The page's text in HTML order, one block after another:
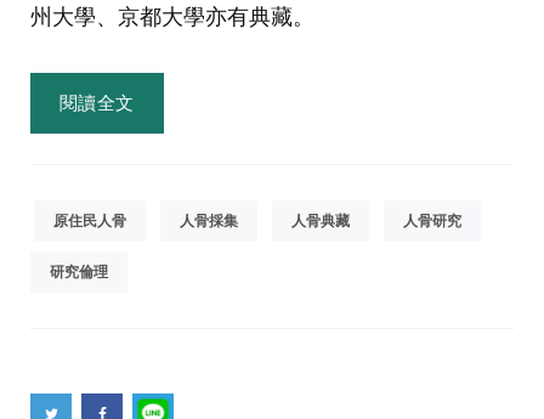
州大學、京都大學亦有典藏。
閱讀全文
原住民人骨 人骨採集 人骨典藏 人骨研究
研究倫理